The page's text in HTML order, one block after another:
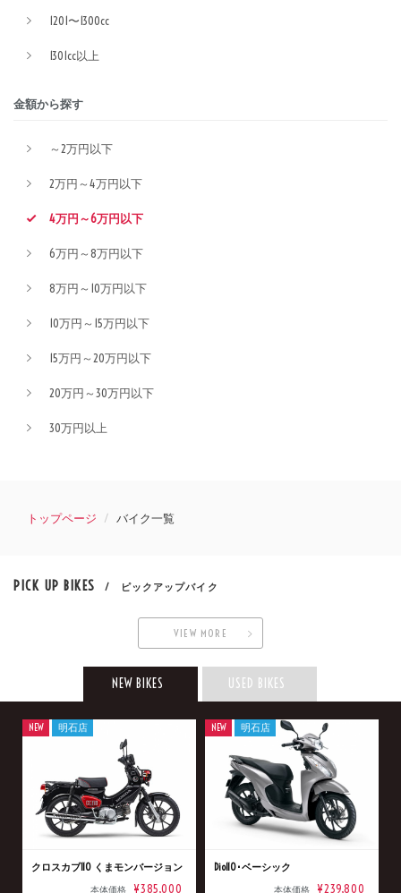
1201〜1300cc
1301cc以上
金額から探す
～2万円以下
2万円～4万円以下
4万円～6万円以下
6万円～8万円以下
8万円～10万円以下
10万円～15万円以下
15万円～20万円以下
20万円～30万円以下
30万円以上
トップページ バイク一覧
PICK UP BIKES / ピックアップバイク
VIEW MORE
NEW BIKES USED BIKES
クロスカブ110 くまモンバージョン
本体価格 ¥385,000
NEW 明石店
Dio110･ベーシック
本体価格 ¥239,800
NEW 明石店